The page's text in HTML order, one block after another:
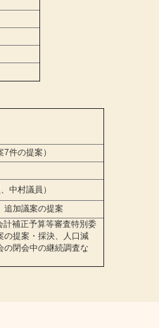
件の提案）
中村議員）
加議案の提案
補正予算等審査特別委
の提案・採決、人口減
の閉会中の継続調査な